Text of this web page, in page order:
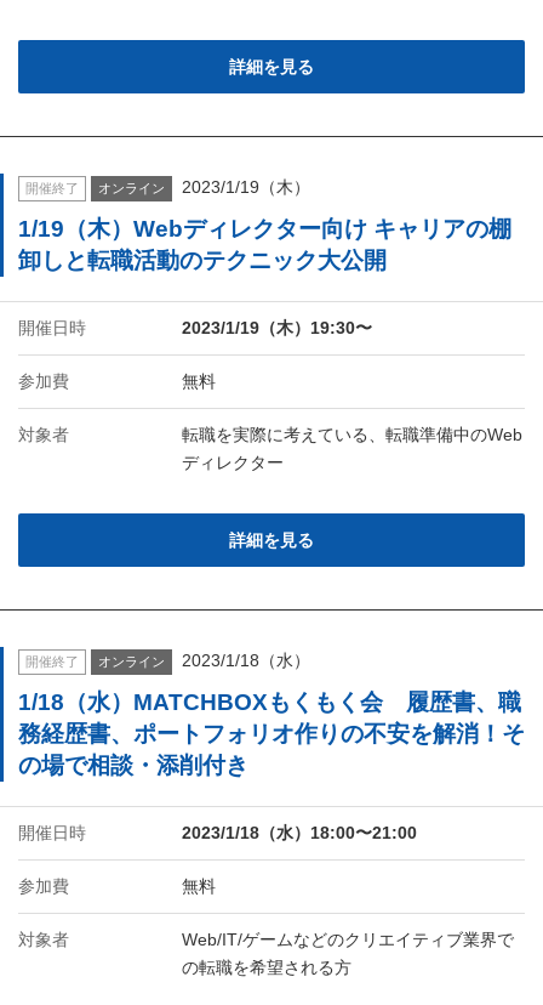
詳細を見る
開催終了 オンライン 2023/1/19（木）
1/19（木）Webディレクター向け キャリアの棚
卸しと転職活動のテクニック大公開
開催日時 2023/1/19（木）19:30〜
参加費 無料
対象者
転職を実際に考えている、転職準備中のWeb
ディレクター
詳細を見る
開催終了 オンライン 2023/1/18（水）
1/18（水）MATCHBOXもくもく会 履歴書、職
務経歴書、ポートフォリオ作りの不安を解消！そ
の場で相談・添削付き
開催日時 2023/1/18（水）18:00〜21:00
参加費 無料
対象者
Web/IT/ゲームなどのクリエイティブ業界で
の転職を希望される方